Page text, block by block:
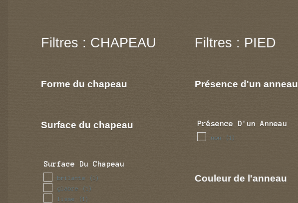
Filtres : CHAPEAU
Forme du chapeau
Surface du chapeau
Surface Du Chapeau
brilante (1)
glabre (1)
lisse (1)
Filtres : PIED
Présence d'un anneau
Présence D'un Anneau
non (1)
Couleur de l'anneau